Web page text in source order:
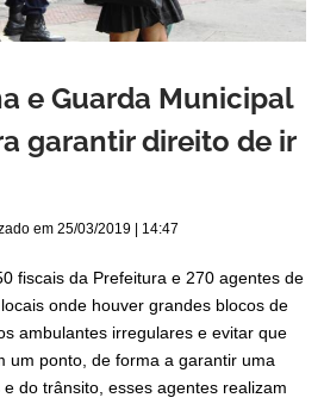
e Guarda Municipal
garantir direito de ir
em 25/03/2019 | 14:47
fiscais da Prefeitura e 270 agentes de
onde houver grandes blocos de
ambulantes irregulares e evitar que
um ponto, de forma a garantir uma
do trânsito, esses agentes realizam